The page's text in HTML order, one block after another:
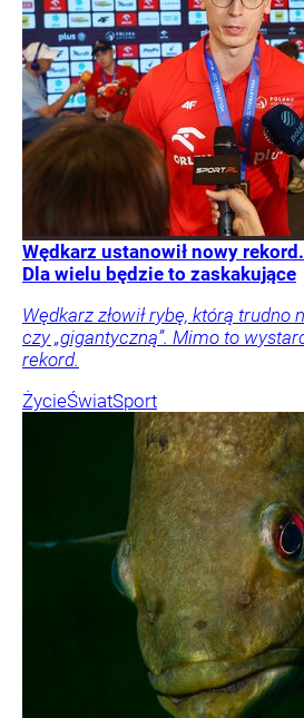
Wędkarz ustanowił nowy
Dla wielu będzie to zaskakujące
Wędkarz złowił rybę, którą trudno
czy „gigantyczną”. Mimo to
rekord.
ŻycieŚwiatSport